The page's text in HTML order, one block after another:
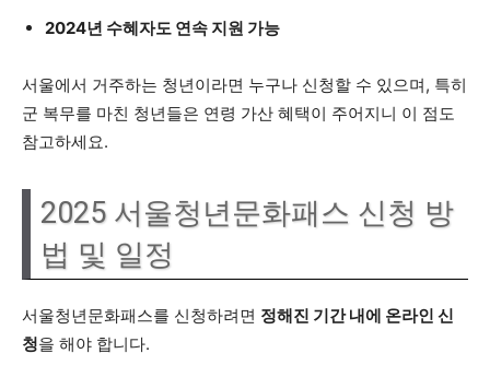
2024년 수혜자도 연속 지원 가능
서울에서 거주하는 청년이라면 누구나 신청할 수 있으며, 특히
군 복무를 마친 청년들은 연령 가산 혜택이 주어지니 이 점도
참고하세요.
2025 서울청년문화패스 신청 방
법 및 일정
서울청년문화패스를 신청하려면 정해진 기간 내에 온라인 신
청을 해야 합니다.